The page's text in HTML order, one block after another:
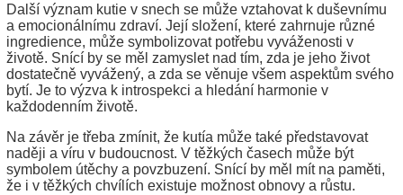
Další význam kutie v snech se může vztahovat k duševnímu
a emocionálnímu zdraví. Její složení, které zahrnuje různé
ingredience, může symbolizovat potřebu vyváženosti v
životě. Snící by se měl zamyslet nad tím, zda je jeho život
dostatečně vyvážený, a zda se věnuje všem aspektům svého
bytí. Je to výzva k introspekci a hledání harmonie v
každodenním životě.
Na závěr je třeba zmínit, že kutía může také představovat
naději a víru v budoucnost. V těžkých časech může být
symbolem útěchy a povzbuzení. Snící by měl mít na paměti,
že i v těžkých chvílích existuje možnost obnovy a růstu.